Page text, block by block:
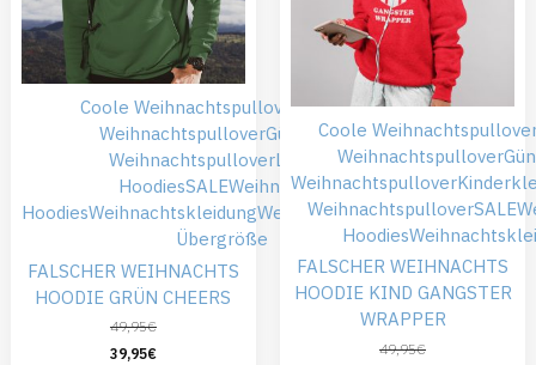
Coole WeihnachtspulloverFalsche
WeihnachtspulloverGünstiger
WeihnachtspulloverLustige
HoodiesSALEWeihnachts
HoodiesWeihnachtskleidungWeihnachtspullover
Übergröße
FALSCHER WEIHNACHTS
HOODIE GRÜN CHEERS
49,95€
39,95€
Coole
Weihnachtspullover
Weihnachtspullover
WeihnachtspulloverSALE
Hoodies
FALSCHER WEIHNACHTS
HOODIE KIND GANGSTER
WRAPPER
49,95€